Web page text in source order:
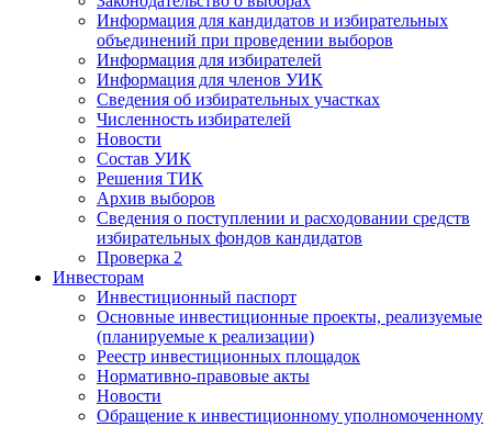
Информация для кандидатов и избирательных
объединений при проведении выборов
Информация для избирателей
Информация для членов УИК
Сведения об избирательных участках
Численность избирателей
Новости
Состав УИК
Решения ТИК
Архив выборов
Сведения о поступлении и расходовании средств
избирательных фондов кандидатов
Проверка 2
Инвесторам
Инвестиционный паспорт
Основные инвестиционные проекты, реализуемые
(планируемые к реализации)
Реестр инвестиционных площадок
Нормативно-правовые акты
Новости
Обращение к инвестиционному уполномоченному